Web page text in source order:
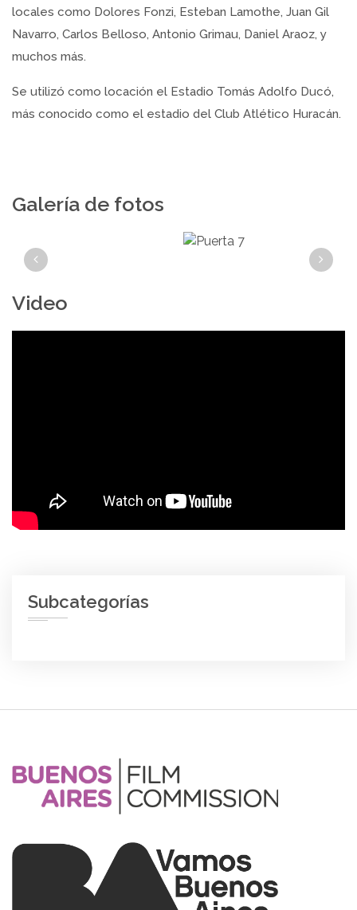
locales como Dolores Fonzi, Esteban Lamothe, Juan Gil
Navarro, Carlos Belloso, Antonio Grimau, Daniel Araoz, y
muchos más.
Se utilizó como locación el Estadio Tomás Adolfo Ducó,
más conocido como el estadio del Club Atlético Huracán.
Galería de fotos
Video
Subcategorías